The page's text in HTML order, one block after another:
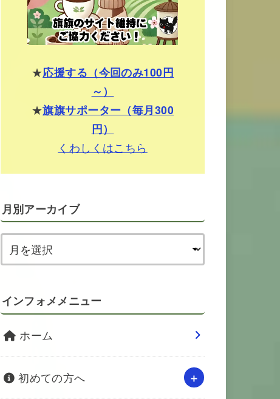
★応援する（今回のみ100円
～）
★旗旗サポーター（毎月300
円）
くわしくはこちら
月別アーカイブ
インフォメメニュー
ホーム
初めての方へ